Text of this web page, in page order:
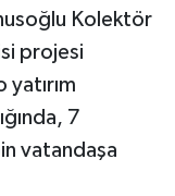
Kolektör
projesi
yatırım
7
vatandaşa